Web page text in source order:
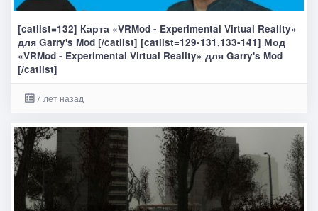
[catlist=132] Карта «VRMod - Experimental Virtual Reality»
для Garry's Mod [/catlist] [catlist=129-131,133-141] Мод
«VRMod - Experimental Virtual Reality» для Garry's Mod
[/catlist]
7 лет назад